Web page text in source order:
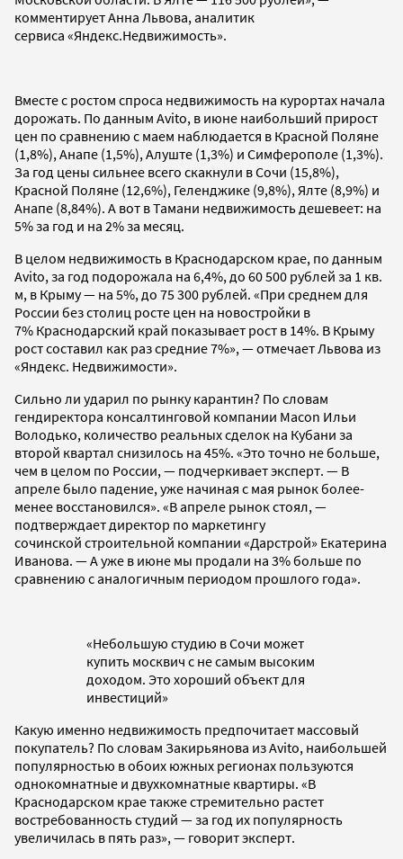
комментирует Анна Львова, аналитик
сервиса «Яндекс.Недвижимость».
Вместе с ростом спроса недвижимость на курортах начала
дорожать. По данным Avito, в июне наибольший прирост
цен по сравнению с маем наблюдается в Красной Поляне
(1,8%), Анапе (1,5%), Алуште (1,3%) и Симферополе (1,3%).
За год цены сильнее всего скакнули в Сочи (15,8%),
Красной Поляне (12,6%), Геленджике (9,8%), Ялте (8,9%) и
Анапе (8,84%). А вот в Тамани недвижимость дешевеет: на
5% за год и на 2% за месяц.
В целом недвижимость в Краснодарском крае, по данным
Avito, за год подорожала на 6,4%, до 60 500 рублей за 1 кв.
м, в Крыму — на 5%, до 75 300 рублей. «При среднем для
России без столиц росте цен на новостройки в
7% Краснодарский край показывает рост в 14%. В Крыму
рост составил как раз средние 7%», — отмечает Львова из
«Яндекс. Недвижимости».
Сильно ли ударил по рынку карантин? По словам
гендиректора консалтинговой компании Macon Ильи
Володько, количество реальных сделок на Кубани за
второй квартал снизилось на 45%. «Это точно не больше,
чем в целом по России, — подчеркивает эксперт. — В
апреле было падение, уже начиная с мая рынок более-
менее восстановился». «В апреле рынок стоял, —
подтверждает директор по маркетингу
сочинской строительной компании «Дарстрой» Екатерина
Иванова. — А уже в июне мы продали на 3% больше по
сравнению с аналогичным периодом прошлого года».
«Небольшую студию в Сочи может
купить москвич с не самым высоким
доходом. Это хороший объект для
инвестиций»
Какую именно недвижимость предпочитает массовый
покупатель? По словам Закирьянова из Avito, наибольшей
популярностью в обоих южных регионах пользуются
однокомнатные и двухкомнатные квартиры. «В
Краснодарском крае также стремительно растет
востребованность студий — за год их популярность
увеличилась в пять раз», — говорит эксперт.